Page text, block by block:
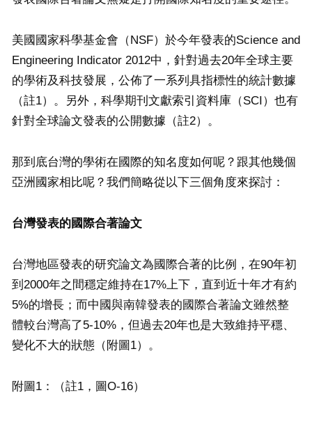
美國國家科學基金會（NSF）於今年發表的Science and
Engineering Indicator 2012中，針對過去20年全球主要
的學術及科技發展，公佈了一系列具指標性的統計數據
（註1）。另外，科學期刊文獻索引資料庫（SCI）也有
針對全球論文發表的公開數據（註2）。
那到底台灣的學術在國際的知名度如何呢？跟其他幾個
亞洲國家相比呢？我們簡略從以下三個角度來探討：
台灣發表的國際合著論文
台灣地區發表的研究論文為國際合著的比例，在90年初
到2000年之間穩定維持在17%上下，直到近十年才有約
5%的增長；而中國與南韓發表的國際合著論文雖然整
體較台灣高了5-10%，但過去20年也是大致維持平穩、
變化不大的狀態（附圖1）。
附圖1：（註1，圖O-16）